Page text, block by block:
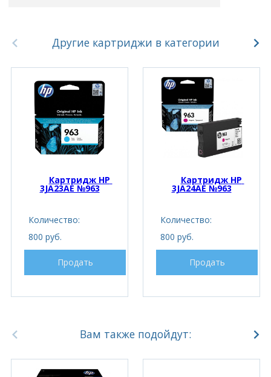
Другие картриджи в категории
Картридж HP
3JA23AE №963
Количество:
800 руб.
Продать
Картридж HP
3JA24AE №963
Количество:
800 руб.
Продать
Вам также подойдут: